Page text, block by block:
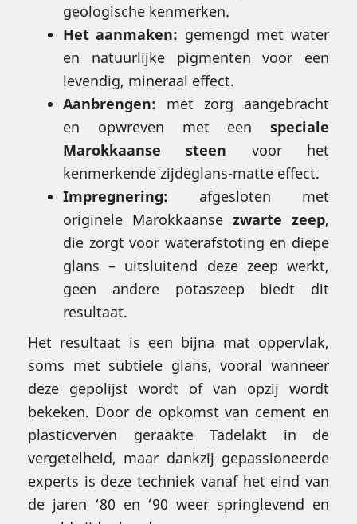
geologische kenmerken.
Het aanmaken: gemengd met water
en natuurlijke pigmenten voor een
levendig, mineraal effect.
Aanbrengen: met zorg aangebracht
en opwreven met een speciale
Marokkaanse steen voor het
kenmerkende zijdeglans-matte effect.
Impregnering: afgesloten met
originele Marokkaanse zwarte zeep,
die zorgt voor waterafstoting en diepe
glans – uitsluitend deze zeep werkt,
geen andere potaszeep biedt dit
resultaat.
Het resultaat is een bijna mat oppervlak,
soms met subtiele glans, vooral wanneer
deze gepolijst wordt of van opzij wordt
bekeken. Door de opkomst van cement en
plasticverven geraakte Tadelakt in de
vergetelheid, maar dankzij gepassioneerde
experts is deze techniek vanaf het eind van
de jaren ‘80 en ‘90 weer springlevend en